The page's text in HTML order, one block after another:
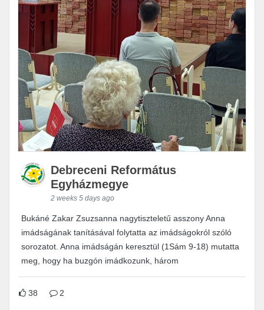
Debreceni Református
Egyházmegye
2 weeks 5 days ago
Bukáné Zakar Zsuzsanna nagytiszteletű asszony Anna
imádságának tanításával folytatta az imádságokról szóló
sorozatot. Anna imádságán keresztül (1Sám 9-18) mutatta
meg, hogy ha buzgón imádkozunk, három
38 2